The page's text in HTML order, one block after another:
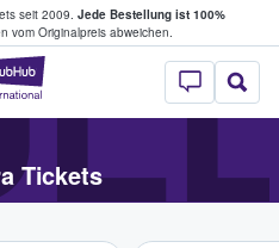
seit 2009. Jede Bestellung ist 100%
vom Originalpreis abweichen.
StubHub - Wo
Tickets